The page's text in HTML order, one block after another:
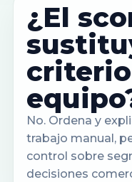
¿El
No. Ordena y
trabajo manual,
control sobre
decisiones